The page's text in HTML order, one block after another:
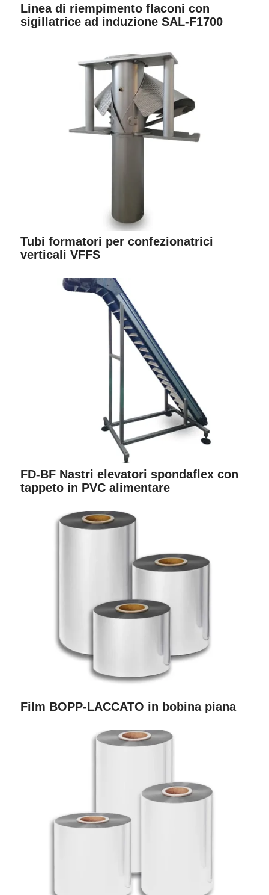
Linea di riempimento flaconi con
sigillatrice ad induzione SAL-F1700
Tubi formatori per confezionatrici
verticali VFFS
FD-BF Nastri elevatori spondaflex con
tappeto in PVC alimentare
Film BOPP-LACCATO in bobina piana